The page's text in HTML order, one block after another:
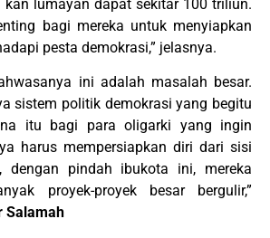
kan lumayan dapat sekitar 100 triliun.
bagi mereka untuk menyiapkan
pesta demokrasi,” jelasnya.
ini adalah masalah besar.
sistem politik demokrasi yang begitu
itu bagi para oligarki yang ingin
harus mempersiapkan diri dari sisi
dengan pindah ibukota ini, mereka
proyek-proyek besar bergulir,”
Salamah